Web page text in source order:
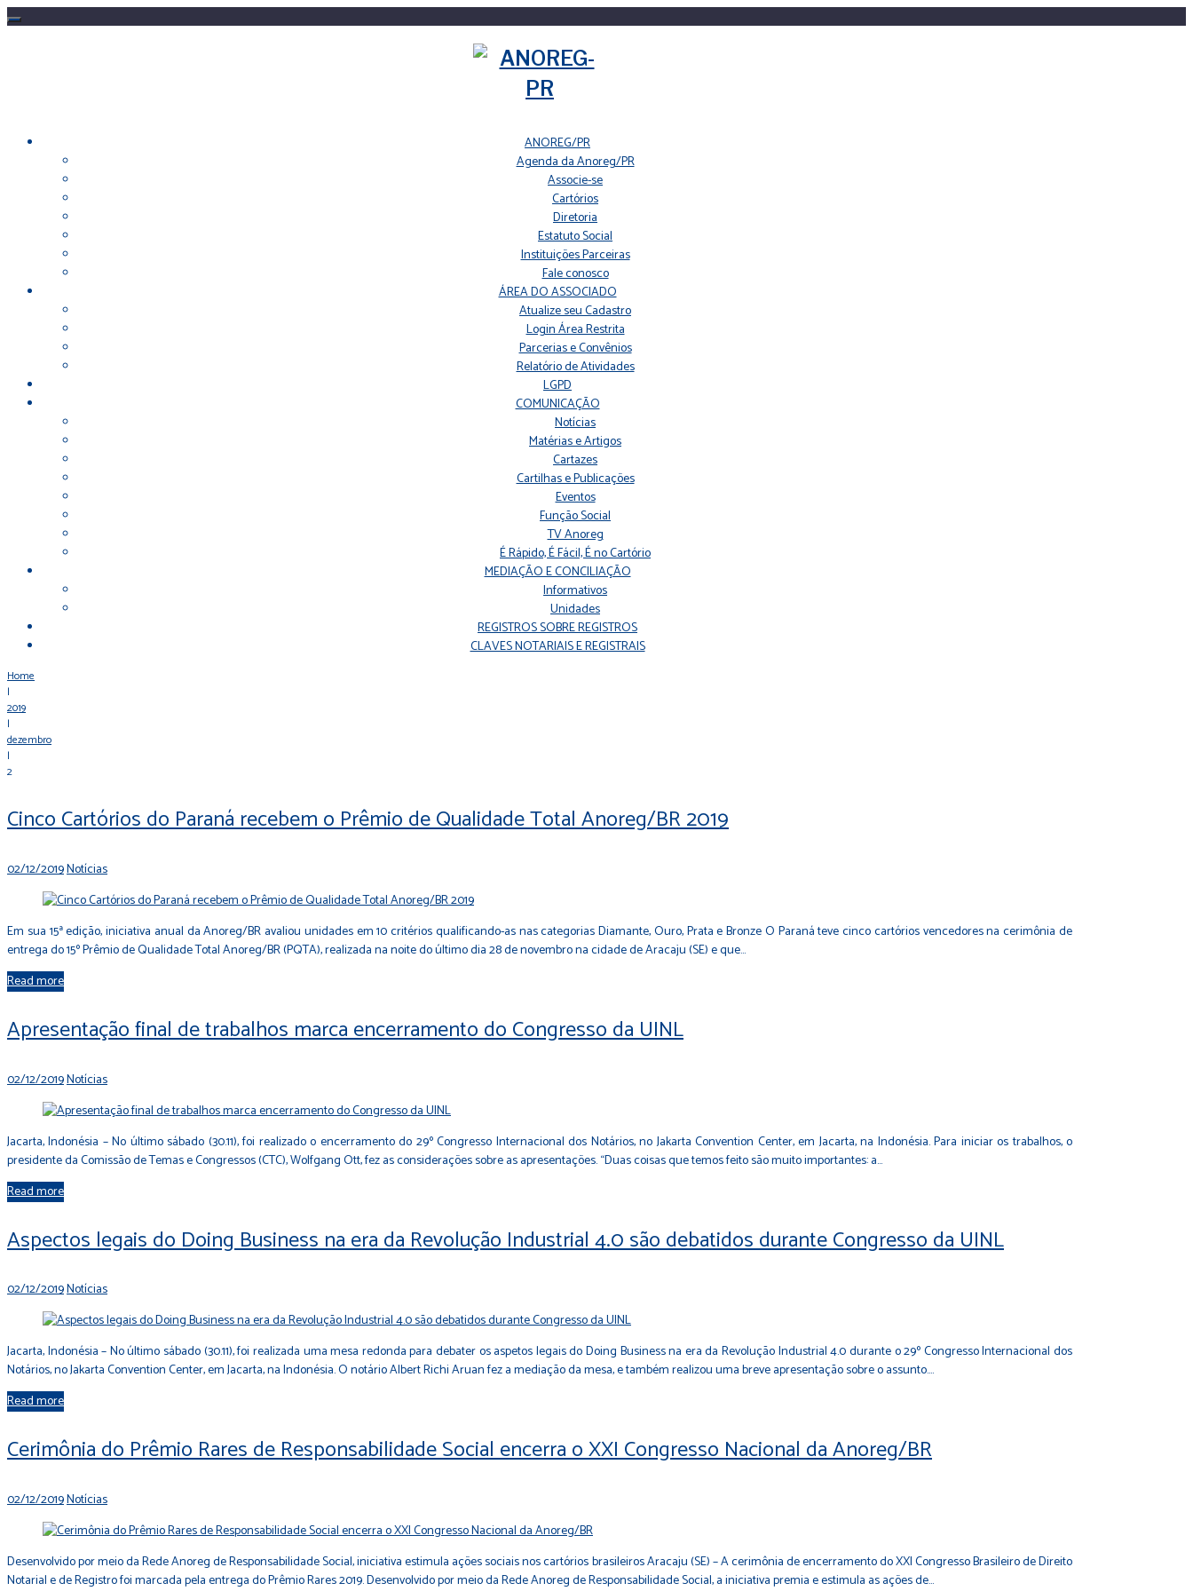
ANOREG/PR
Agenda da Anoreg/PR
Associe-se
Cartórios
Diretoria
Estatuto Social
Instituições Parceiras
Fale conosco
ÁREA DO ASSOCIADO
Atualize seu Cadastro
Login Área Restrita
Parcerias e Convênios
Relatório de Atividades
LGPD
COMUNICAÇÃO
Notícias
Matérias e Artigos
Cartazes
Cartilhas e Publicações
Eventos
Função Social
TV Anoreg
É Rápido, É Fácil, É no Cartório
MEDIAÇÃO E CONCILIAÇÃO
Informativos
Unidades
REGISTROS SOBRE REGISTROS
CLAVES NOTARIAIS E REGISTRAIS
Home
|
2019
|
dezembro
|
2
Cinco Cartórios do Paraná recebem o Prêmio de Qualidade Total Anoreg/BR 2019
02/12/2019Notícias
Em sua 15ª edição, iniciativa anual da Anoreg/BR avaliou unidades em 10 critérios qualificando-as nas categorias Diamante, Ouro, Prata e Bronze O Paraná teve cinco cartórios vencedores na cerimônia de
entrega do 15º Prêmio de Qualidade Total Anoreg/BR (PQTA), realizada na noite do último dia 28 de novembro na cidade de Aracaju (SE) e que…
Read more
Apresentação final de trabalhos marca encerramento do Congresso da UINL
02/12/2019Notícias
Jacarta, Indonésia – No último sábado (30.11), foi realizado o encerramento do 29º Congresso Internacional dos Notários, no Jakarta Convention Center, em Jacarta, na Indonésia. Para iniciar os trabalhos, o
presidente da Comissão de Temas e Congressos (CTC), Wolfgang Ott, fez as considerações sobre as apresentações. “Duas coisas que temos feito são muito importantes: a…
Read more
Aspectos legais do Doing Business na era da Revolução Industrial 4.0 são debatidos durante Congresso da UINL
02/12/2019Notícias
Jacarta, Indonésia – No último sábado (30.11), foi realizada uma mesa redonda para debater os aspetos legais do Doing Business na era da Revolução Industrial 4.0 durante o 29º Congresso Internacional dos
Notários, no Jakarta Convention Center, em Jacarta, na Indonésia. O notário Albert Richi Aruan fez a mediação da mesa, e também realizou uma breve apresentação sobre o assunto.…
Read more
Cerimônia do Prêmio Rares de Responsabilidade Social encerra o XXI Congresso Nacional da Anoreg/BR
02/12/2019Notícias
Desenvolvido por meio da Rede Anoreg de Responsabilidade Social, iniciativa estimula ações sociais nos cartórios brasileiros Aracaju (SE) – A cerimônia de encerramento do XXI Congresso Brasileiro de Direito
Notarial e de Registro foi marcada pela entrega do Prêmio Rares 2019. Desenvolvido por meio da Rede Anoreg de Responsabilidade Social, a iniciativa premia e estimula as ações de…